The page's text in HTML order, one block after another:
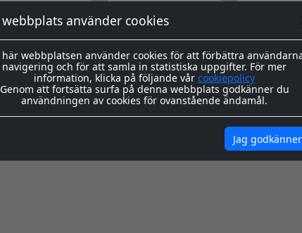
använder cookies
här webbplatsen använder cookies för att förbättra
navigering och för att samla in statistiska uppgifter. För mer
information, klicka på följande vår cookiepolicy
Genom att fortsätta surfa på denna webbplats godkänner du
användningen av cookies för ovanstående ändamål.
Jag godkänner
BEHÖVER...
280:- 100:-